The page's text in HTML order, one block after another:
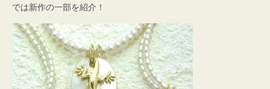
では新作の一部を紹介！